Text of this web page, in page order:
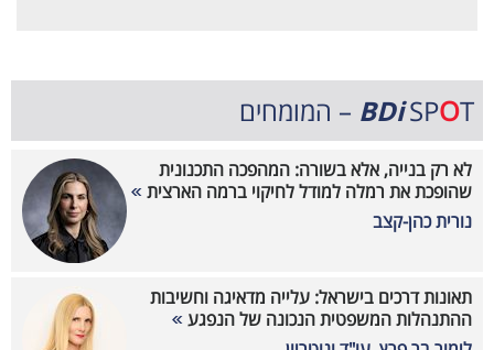
BDiSPOT – המומחים
לא רק בנייה, אלא בשורה: המהפכה התכנונית
שהופכת את רמלה למודל לחיקוי ברמה הארצית
נורית כהן-קצב
תאונות דרכים בישראל: עלייה מדאיגה וחשיבות
ההתנהלות המשפטית הנכונה של הנפגע